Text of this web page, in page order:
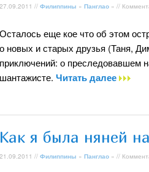
27.09.2011 // Филиппины » Панглао » //
Осталось еще кое что об этом
о новых и старых друзья (Таня,
приключений: о преследовавшем
шантажисте. Читать далее
Как я была няней
21.09.2011 // Филиппины » Панглао » //